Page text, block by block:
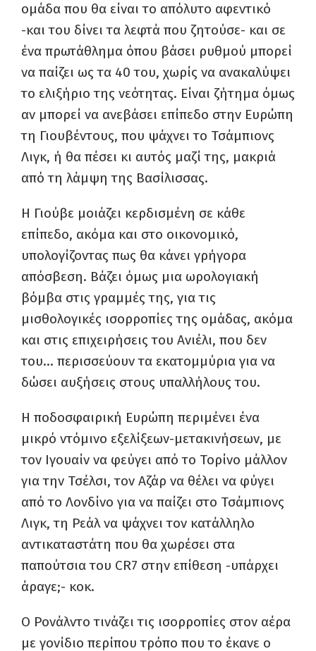
ομάδα που θα είναι το απόλυτο αφεντικό
-και του δίνει τα λεφτά που ζητούσε- και σε
ένα πρωτάθλημα όπου βάσει ρυθμού μπορεί
να παίζει ως τα 40 του, χωρίς να ανακαλύψει
το ελιξήριο της νεότητας. Είναι ζήτημα όμως
αν μπορεί να ανεβάσει επίπεδο στην Ευρώπη
τη Γιουβέντους, που ψάχνει το Τσάμπιονς
Λιγκ, ή θα πέσει κι αυτός μαζί της, μακριά
από τη λάμψη της Βασίλισσας.
Η Γιούβε μοιάζει κερδισμένη σε κάθε
επίπεδο, ακόμα και στο οικονομικό,
υπολογίζοντας πως θα κάνει γρήγορα
απόσβεση. Βάζει όμως μια ωρολογιακή
βόμβα στις γραμμές της, για τις
μισθολογικές ισορροπίες της ομάδας, ακόμα
και στις επιχειρήσεις του Ανιέλι, που δεν
του… περισσεύουν τα εκατομμύρια για να
δώσει αυξήσεις στους υπαλλήλους του.
Η ποδοσφαιρική Ευρώπη περιμένει ένα
μικρό ντόμινο εξελίξεων-μετακινήσεων, με
τον Ιγουαίν να φεύγει από το Τορίνο μάλλον
για την Τσέλσι, τον Αζάρ να θέλει να φύγει
από το Λονδίνο για να παίζει στο Τσάμπιονς
Λιγκ, τη Ρεάλ να ψάχνει τον κατάλληλο
αντικαταστάτη που θα χωρέσει στα
παπούτσια του CR7 στην επίθεση -υπάρχει
άραγε;- κοκ.
Ο Ρονάλντο τινάζει τις ισορροπίες στον αέρα
με γονίδιο περίπου τρόπο που το έκανε ο